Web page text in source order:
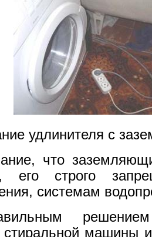
удлинителя с
что
его строго
системам
стиральной машины